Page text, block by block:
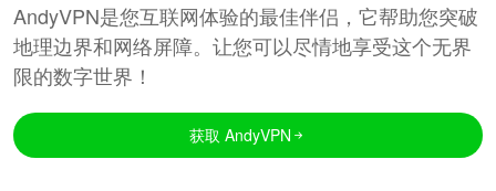
AndyVPN是您互联网体验的最佳伴侣，它帮助您突破
地理边界和网络屏障。让您可以尽情地享受这个无界
限的数字世界！
获取 AndyVPN